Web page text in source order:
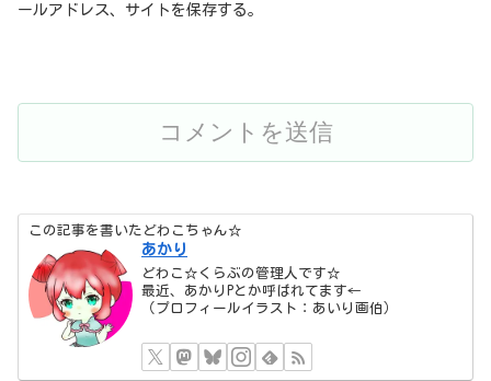
ールアドレス、サイトを保存する。
この記事を書いたどわこちゃん☆
あかり
どわこ☆くらぶの管理人です☆
最近、あかりPとか呼ばれてます←
（プロフィールイラスト：あいり画伯）